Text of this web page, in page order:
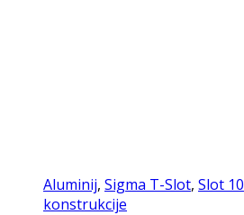
Aluminij, Sigma T-Slot, Slot 10
konstrukcije